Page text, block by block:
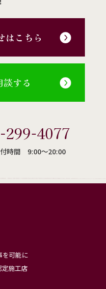
はこちら
する
299-4077
時間 9:00〜20:00
を可能に
定施工店